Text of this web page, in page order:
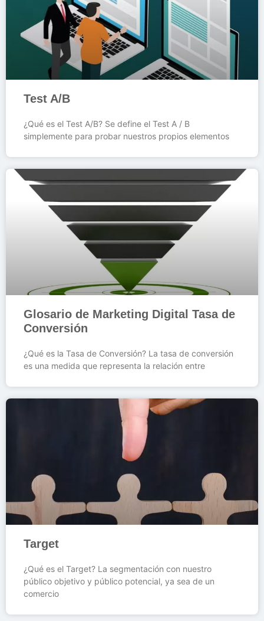
Test A/B
¿Qué es el Test A/B? Se define el Test A / B
simplemente para probar nuestros propios elementos
Glosario de Marketing Digital Tasa de
Conversión
¿Qué es la Tasa de Conversión? La tasa de conversión
es una medida que representa la relación entre
Target
¿Qué es el Target? La segmentación con nuestro
público objetivo y público potencial, ya sea de un
comercio